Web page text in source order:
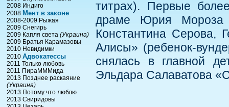
2008 Индиго
2008 Мент в законе
2008-2009 Рыжая
2009 Снегирь
2009 Капля света(Украина)
2009 Братья Карамазовы
2010 Невидимки
2010 Адвокатессы
2011 Только любовь
2011 ПираМММида
2013 Позднее раскаяние
(Украина)
2013 Потому что люблю
2013 Свиридовы
титрах). Первые
драме Юрия Мороза
Константина Серова,
Алисы» (ребенок-
снялась в главной
Эльдара Салаватова